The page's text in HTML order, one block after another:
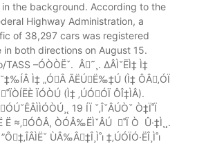
in the background. According to the
Highway Administration, a
of 38,297 cars was registered
both directions on August 15.
–ÓÒÒËˇ. Â˜¸. ∆ÂÌ˘ËÌ‡ Ì‡
Ì‡ „ÓÂ ÃËÚË‰‡Ú (Ì‡ ÔÂ‚ÓÏ
ÏÓÒÚ (Ì‡ ‚ÚÓÓÏ ÔÎ‡ÌÂ).
19 ÍÏ ˇ‚ÎˇÂÚÒˇ Ò‡Ï˚Ï
Ë ≈‚ÓÔÂ, ÒÓÂ‰ËÌˇÂÚ ˚Ï Ò Û·‡Ì¸˛.
ÙÂ‰Â‡Î¸Ì˚ı ‡‚ÚÓÏÓ·ËÎ¸Ì˚ı